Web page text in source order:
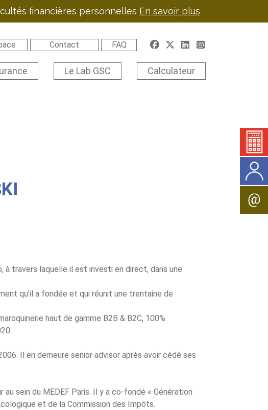
financières personnelles En savoir plus
Contact FAQ
Le Lab GSC Calculateur
à travers laquelle il est investi en direct, dans une
qu’il a fondée et qui réunit une trentaine de
haut de gamme B2B & B2C, 100%
Il en demeure senior advisor après avoir cédé ses
sein du MEDEF Paris. Il y a co-fondé « Génération
et de la Commission des Impôts.